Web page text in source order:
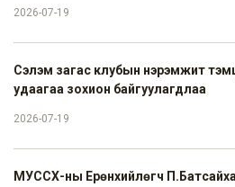
2026-07-19
Сэлэм загас клубын нэрэмжит
удаагаа зохион байгуулагдлаа
2026-07-19
МУССХ-ны Ерөнхийлөгч